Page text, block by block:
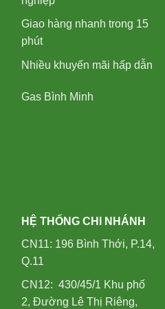
Giao hàng nhanh trong 15
phút
Nhiều khuyến mãi hấp dẫn
Gas Bình Minh
HỆ THỐNG CHI NHÁNH
CN11: 196 Bình Thới, P.14,
Q.11
CN12: 430/45/1 Khu phố
2, Đường Lê Thị Riêng,